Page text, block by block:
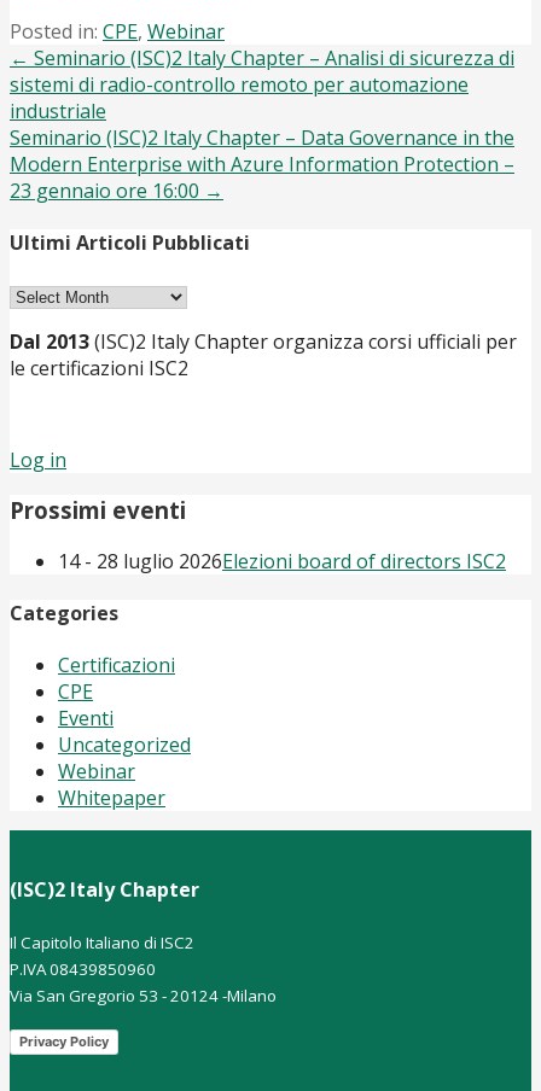
Posted in: CPE, Webinar
Post
navigation
← Seminario (ISC)2 Italy Chapter – Analisi di sicurezza di
sistemi di radio-controllo remoto per automazione
industriale
Seminario (ISC)2 Italy Chapter – Data Governance in the
Modern Enterprise with Azure Information Protection –
23 gennaio ore 16:00 →
Ultimi Articoli Pubblicati
Ultimi
Pubblicati
Dal 2013(ISC)2 Italy Chapter organizza corsi ufficiali per
le certificazioni ISC2
Log in
Prossimi eventi
14 - 28 luglio 2026Elezioni board of directors ISC2
Categories
Certificazioni
CPE
Eventi
Uncategorized
Webinar
Whitepaper
(ISC)2 Italy Chapter
Il Capitolo Italiano di ISC2
P.IVA 08439850960
Via San Gregorio 53 - 20124 -Milano
Privacy Policy